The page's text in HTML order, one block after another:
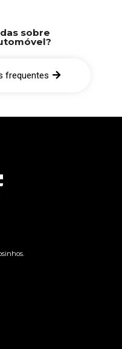
sobre
frequentes